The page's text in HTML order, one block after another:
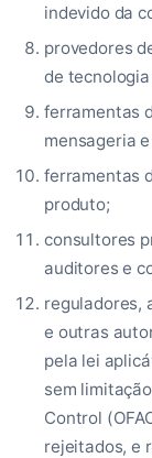
indevido da
provedores
de
ferramentas
mensageria
ferramentas
produto;
consultores
auditores e
reguladores,
e outras
pela lei
sem
Control
rejeitados, e